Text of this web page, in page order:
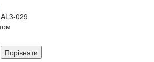
029
Порівняти